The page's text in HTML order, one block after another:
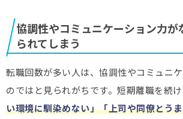
協調性やコミュニケーション力が
られてしまう
転職回数が多い人は、協調性やコミュニ
のではと見られがちです。短期離職を続
い環境に馴染めない」「上司や同僚とう